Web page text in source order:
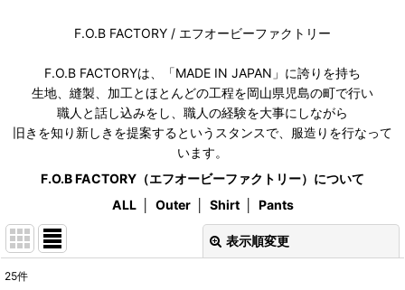
F.O.B FACTORY / エフオービーファクトリー
F.O.B FACTORYは、「MADE IN JAPAN」に誇りを持ち
生地、縫製、加工とほとんどの工程を岡山県児島の町で行い
職人と話し込みをし、職人の経験を大事にしながら
旧きを知り新しきを提案するというスタンスで、服造りを行なって
います。
F.O.B FACTORY（エフオービーファクトリー）について
ALL│ Outer Shirt Pants
表示順変更
25件